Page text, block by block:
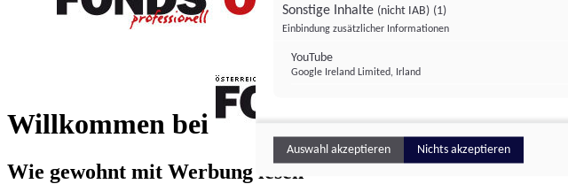
Willkommen bei
FONDS professionell
Wie gewohnt mit Werbung lesen
Sonstige Inhalte (nicht IAB) (1)
Einbindung zusätzlicher Informationen
YouTube
Google Ireland Limited, Irland
Auswahl akzeptieren Nichts akzeptieren